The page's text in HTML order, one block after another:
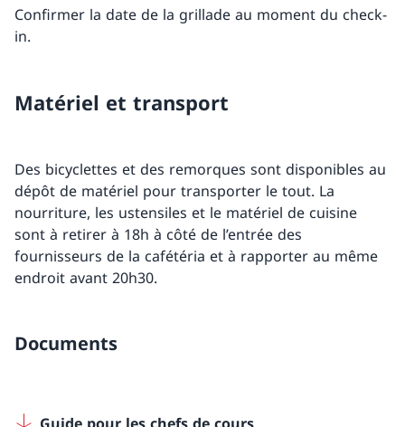
Confirmer la date de la grillade au moment du check-
in.
Matériel et transport
Des bicyclettes et des remorques sont disponibles au
dépôt de matériel pour transporter le tout. La
nourriture, les ustensiles et le matériel de cuisine
sont à retirer à 18h à côté de l’entrée des
fournisseurs de la cafétéria et à rapporter au même
endroit avant 20h30.
Documents